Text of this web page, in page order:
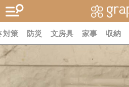
対策 防災 文房具 家事 収納